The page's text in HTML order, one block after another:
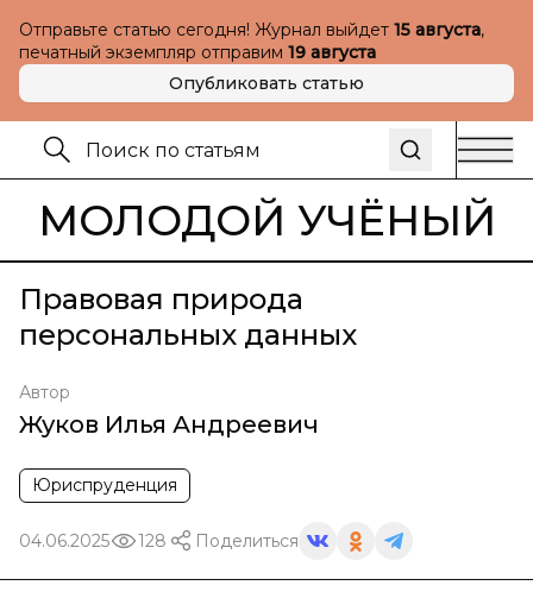
Отправьте статью сегодня! Журнал выйдет 15 августа,
печатный экземпляр отправим 19 августа
Опубликовать статью
МОЛОДОЙ УЧЁНЫЙ
Правовая природа
персональных данных
Автор
Жуков Илья Андреевич
Юриспруденция
04.06.2025 128 Поделиться